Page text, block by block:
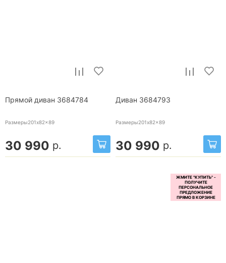
Прямой диван 3684784
Размеры201x82x89
30 990 р.
Диван 3684793
Размеры201x82x89
30 990 р.